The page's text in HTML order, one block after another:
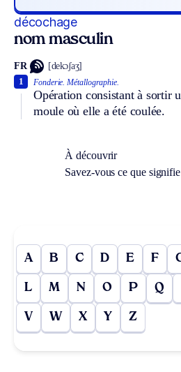
décochage
nom masculin
FR [dekɔʃaʒ]
Fonderie. Métallographie.
Opération consistant à sortir
moule où elle a été coulée.
1
À découvrir
Savez-vous ce que
A B C D E F
L M N O P Q
V W X Y Z